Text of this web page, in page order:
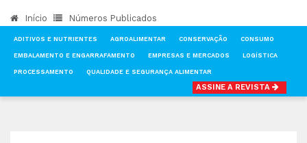
Início Números Publicados
ADITIVOS E NUTRIENTES AGROALIMENTAR CONSERVAÇÃO CONSUMO
EMBALAMENTO E ENGARRAFAMENTO EMPRESAS E MERCADOS LOGÍSTICA
PROCESSAMENTO QUALIDADE E SEGURANÇA ALIMENTAR
ASSINE A REVISTA